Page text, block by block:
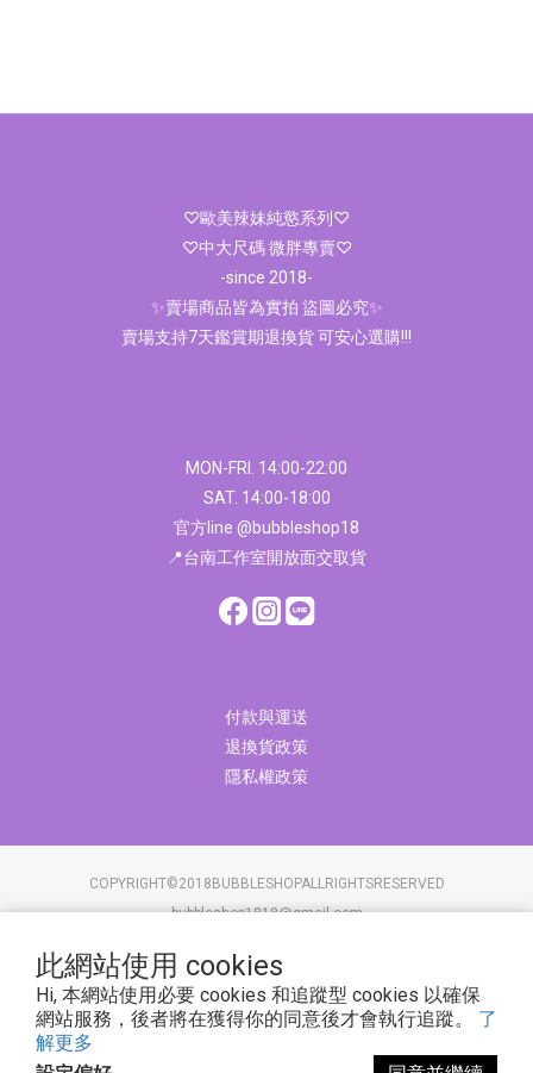
此網站使用 cookies
Hi, 本網站使用必要 cookies 和追蹤型 cookies 以確保
網站服務，後者將在獲得你的同意後才會執行追蹤。 了
解更多
♡歐美辣妹純慾系列♡
♡中大尺碼 微胖專賣♡
-since 2018-
✨賣場商品皆為實拍 盜圖必究✨
賣場支持7天鑑賞期退換貨 可安心選購!!!
MON-FRI. 14:00-22:00
SAT. 14:00-18:00
官方line @bubbleshop18
📍台南工作室開放面交取貨
付款與運送
退換貨政策
隱私權政策
COPYRIGHT©2018BUBBLESHOPALLRIGHTSRESERVED
bubbleshop1818@gmail.com
拔波工作室/統編85915259
臺南市東區泉南里府東街203號5樓之3